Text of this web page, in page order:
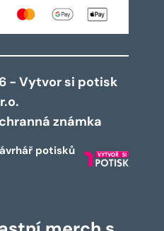
- Vytvor si potisk
známka
potisků